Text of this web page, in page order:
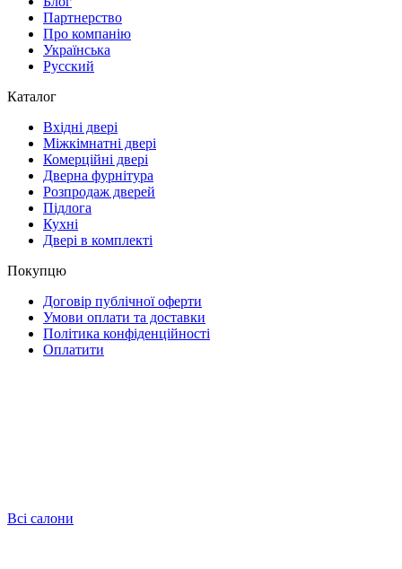
Партнерство
Про компанію
Українська
Русский
Каталог
Вхідні двері
Міжкімнатні двері
Комерційні двері
Дверна фурнітура
Розпродаж дверей
Підлога
Кухні
Двері в комплекті
Покупцю
Договір публічної оферти
Умови оплати та доставки
Політика конфіденційності
Оплатити
Всі салони